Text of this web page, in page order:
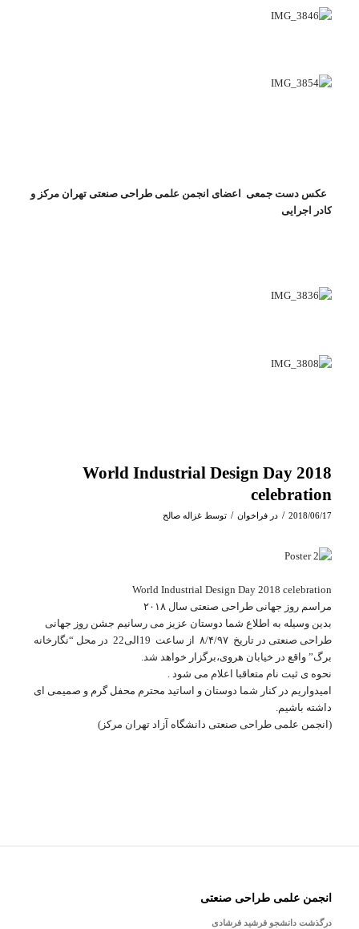
عکس دست جمعی اعضای انجمن علمی طراحی صنعتی تهران مرکز و
کادر اجرایی
World Industrial Design Day 2018
celebration
2018/06/17
/ در فراخوان / توسط غزاله صالح
World Industrial Design Day 2018 celebration
مراسم روز جهانی طراحی صنعتی سال ۲۰۱۸
بدین وسیله به اطلاع شما دوستان عزیز می رسانیم جشن روز جهانی
طراحی صنعتی در تاریخ ۸/۴/۹۷ از ساعت 19الی22 در محل “نگارخانه
برگ” واقع در خیابان هروی،برگزار خواهد شد.
نحوه ی ثبت نام متعاقبا اعلام می شود .
امیدواریم در کنار شما دوستان و اساتید محترم محفل گرم و صمیمی ای
داشته باشیم.
(انجمن علمی طراحی صنعتی دانشگاه آزاد تهران مرکز)
انجمن علمی طراحی صنعتی
درگذشت دانشجو فرشید فرشادی